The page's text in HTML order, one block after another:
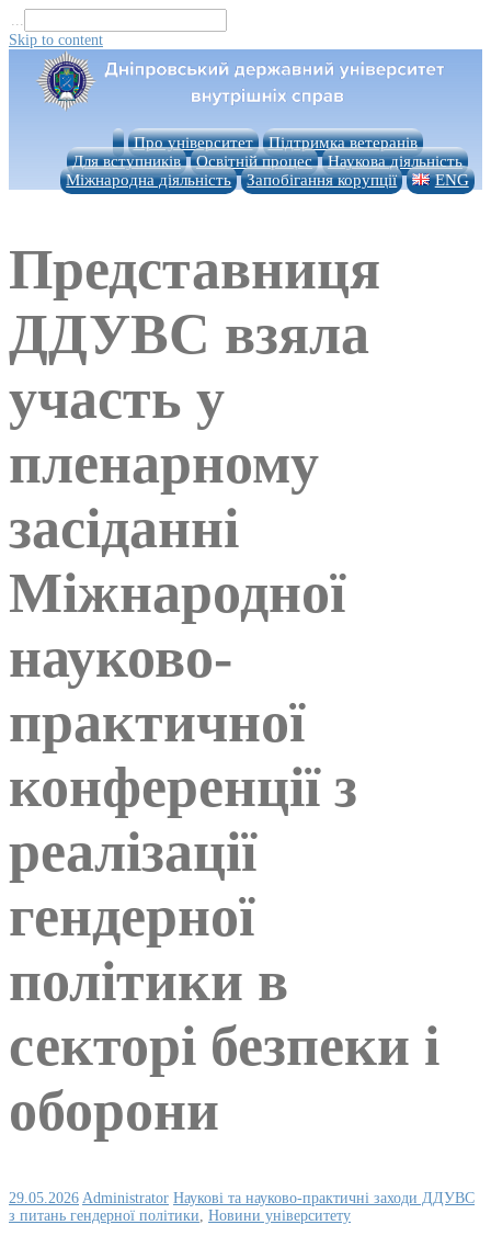
...
Skip to content
Про університет
Підтримка ветеранів
Для вступників
Освітній процес
Наукова діяльність
Міжнародна діяльність
Запобігання корупції ENG
Представниця
ДДУВС взяла
участь у
пленарному
засіданні
Міжнародної
науково-
практичної
конференції з
реалізації
гендерної
політики в
секторі безпеки і
оборони
29.05.2026 Administrator Наукові та науково-практичні заходи ДДУВС
з питань гендерної політики, Новини університету